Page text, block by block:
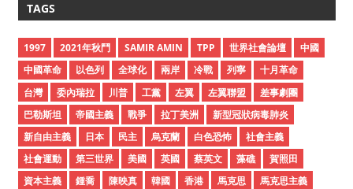
h
v
e
s
TAGS
1997 2021年秋鬥 SAMIR AMIN TPP 世界社會論壇
中國
中國革命
以色列 全球化 兩岸 冷戰 列寧
十月革命
台灣
委內瑞拉 川普 工黨 左翼 左翼聯盟
差事劇團
巴勒斯坦
帝國主義 戰爭 拉丁美洲
新型冠狀病毒肺炎
新自由主義
日本 民主 烏克蘭 白色恐怖
社會主義
社會運動
第三世界 美國 英國 蔡英文 藻礁
賀照田
資本主義
鍾喬 陳映真 韓國 香港 馬克思 馬克思主義